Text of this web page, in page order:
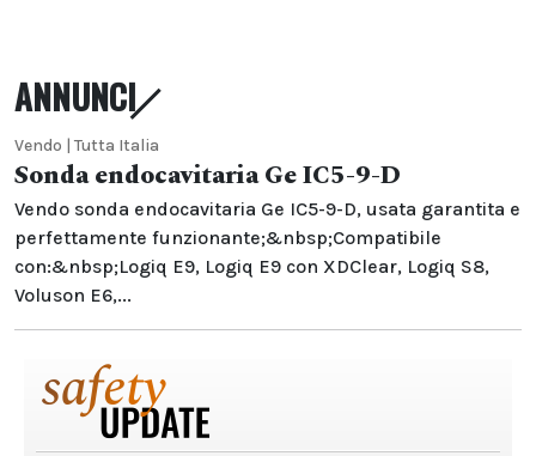
ANNUNCI
Vendo | Tutta Italia
Sonda endocavitaria Ge IC5-9-D
Vendo sonda endocavitaria Ge IC5-9-D, usata garantita e
perfettamente funzionante;&nbsp;Compatibile
con:&nbsp;Logiq E9, Logiq E9 con XDClear, Logiq S8,
Voluson E6,...